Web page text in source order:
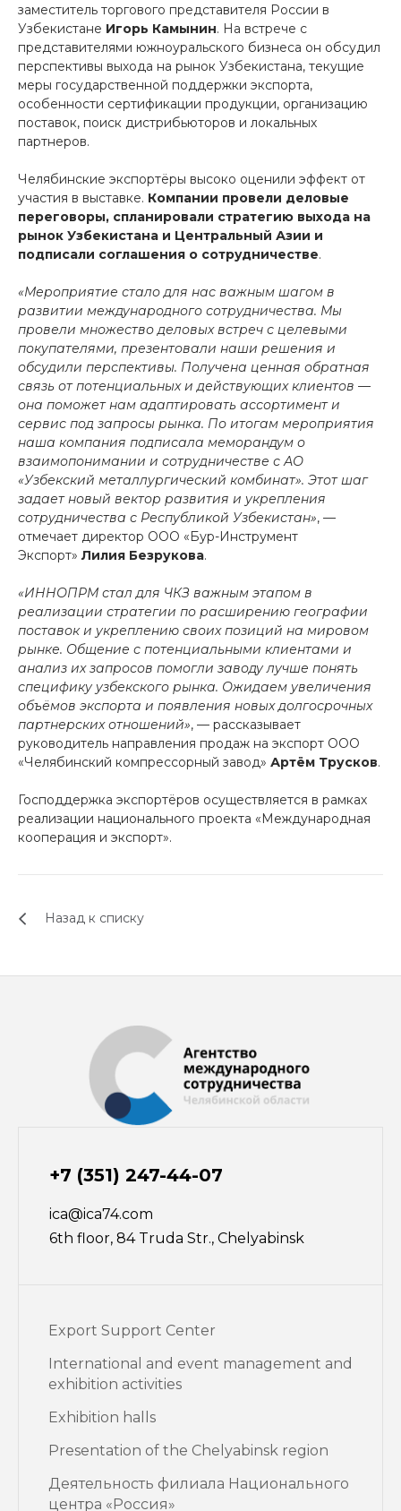
заместитель торгового представителя России в
Узбекистане Игорь Камынин. На встрече с
представителями южноуральского бизнеса он обсудил
перспективы выхода на рынок Узбекистана, текущие
меры государственной поддержки экспорта,
особенности сертификации продукции, организацию
поставок, поиск дистрибьюторов и локальных
партнеров.
Челябинские экспортёры высоко оценили эффект от
участия в выставке. Компании провели деловые
переговоры, спланировали стратегию выхода на
рынок Узбекистана и Центральный Азии и
подписали соглашения о сотрудничестве.
«Мероприятие стало для нас важным шагом в
развитии международного сотрудничества. Мы
провели множество деловых встреч с целевыми
покупателями, презентовали наши решения и
обсудили перспективы. Получена ценная обратная
связь от потенциальных и действующих клиентов —
она поможет нам адаптировать ассортимент и
сервис под запросы рынка. По итогам мероприятия
наша компания подписала меморандум о
взаимопонимании и сотрудничестве с АО
«Узбекский металлургический комбинат». Этот шаг
задает новый вектор развития и укрепления
сотрудничества с Республикой Узбекистан», —
отмечает директор ООО «Бур-Инструмент
Экспорт» Лилия Безрукова.
«ИННОПРМ стал для ЧКЗ важным этапом в
реализации стратегии по расширению географии
поставок и укреплению своих позиций на мировом
рынке. Общение с потенциальными клиентами и
анализ их запросов помогли заводу лучше понять
специфику узбекского рынка. Ожидаем увеличения
объёмов экспорта и появления новых долгосрочных
партнерских отношений», — рассказывает
руководитель направления продаж на экспорт ООО
«Челябинский компрессорный завод» Артём Трусков.
Господдержка экспортёров осуществляется в рамках
реализации национального проекта «Международная
кооперация и экспорт».
Назад к списку
+7 (351) 247-44-07
ica@ica74.com
6th floor, 84 Truda Str., Chelyabinsk
Export Support Center
International and event management and
exhibition activities
Exhibition halls
Presentation of the Chelyabinsk region
Деятельность филиала Национального
центра «Россия»